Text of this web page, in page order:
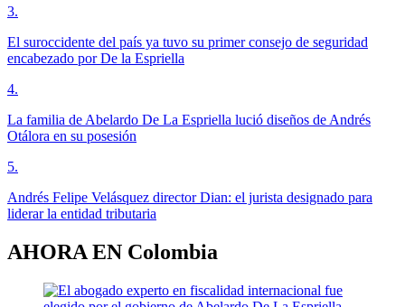
3.
El suroccidente del país ya tuvo su primer consejo de seguridad
encabezado por De la Espriella
4.
La familia de Abelardo De La Espriella lució diseños de Andrés
Otálora en su posesión
5.
Andrés Felipe Velásquez director Dian: el jurista designado para
liderar la entidad tributaria
AHORA EN Colombia